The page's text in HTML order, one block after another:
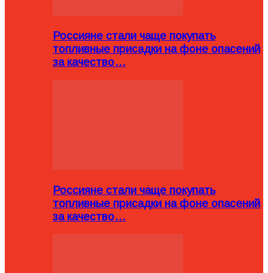
Россияне стали чаще покупать
топливные присадки на фоне опасений
за качество…
Россияне стали чаще покупать
топливные присадки на фоне опасений
за качество…